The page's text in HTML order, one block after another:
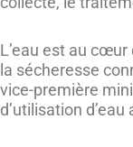
L’eau est au
la sécheresse
vice-première
d’utilisation